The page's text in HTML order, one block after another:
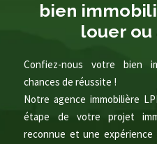
bien
louer ou
Confiez-nous votre bien
chances de réussite !
Notre agence immobilière
étape de votre projet
reconnue et une